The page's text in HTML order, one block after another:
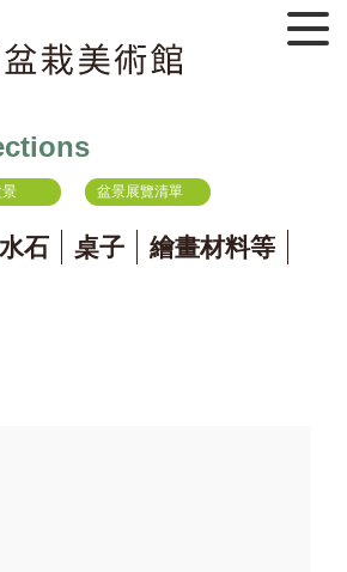
盆景展覽清單
水石 桌子
繪畫材料等